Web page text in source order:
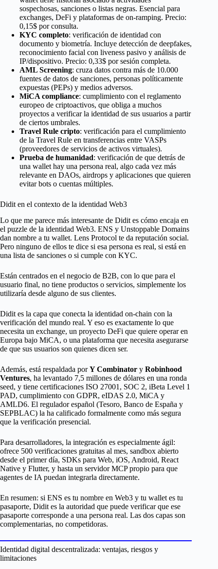
sospechosas, sanciones o listas negras. Esencial para
exchanges, DeFi y plataformas de on-ramping. Precio:
0,15$ por consulta.
KYC completo: verificación de identidad con
documento y biometría. Incluye detección de deepfakes,
reconocimiento facial con liveness pasivo y análisis de
IP/dispositivo. Precio: 0,33$ por sesión completa.
AML Screening: cruza datos contra más de 10.000
fuentes de datos de sanciones, personas políticamente
expuestas (PEPs) y medios adversos.
MiCA compliance: cumplimiento con el reglamento
europeo de criptoactivos, que obliga a muchos
proyectos a verificar la identidad de sus usuarios a partir
de ciertos umbrales.
Travel Rule cripto: verificación para el cumplimiento
de la Travel Rule en transferencias entre VASPs
(proveedores de servicios de activos virtuales).
Prueba de humanidad: verificación de que detrás de
una wallet hay una persona real, algo cada vez más
relevante en DAOs, airdrops y aplicaciones que quieren
evitar bots o cuentas múltiples.
Didit en el contexto de la identidad Web3
Lo que me parece más interesante de Didit es cómo encaja en
el puzzle de la identidad Web3. ENS y Unstoppable Domains
dan nombre a tu wallet. Lens Protocol te da reputación social.
Pero ninguno de ellos te dice si esa persona es real, si está en
una lista de sanciones o si cumple con KYC.
Están centrados en el negocio de B2B, con lo que para el
usuario final, no tiene productos o servicios, simplemente los
utilizaría desde alguno de sus clientes.
Didit es la capa que conecta la identidad on-chain con la
verificación del mundo real. Y eso es exactamente lo que
necesita un exchange, un proyecto DeFi que quiere operar en
Europa bajo MiCA, o una plataforma que necesita asegurarse
de que sus usuarios son quienes dicen ser.
Además, está respaldada porY Combinator y Robinhood
Ventures, ha levantado 7,5 millones de dólares en una ronda
seed, y tiene certificaciones ISO 27001, SOC 2, iBeta Level 1
PAD, cumplimiento con GDPR, eIDAS 2.0, MiCA y
AMLD6. El regulador español (Tesoro, Banco de España y
SEPBLAC) la ha calificado formalmente como más segura
que la verificación presencial.
Para desarrolladores, la integración es especialmente ágil:
ofrece 500 verificaciones gratuitas al mes, sandbox abierto
desde el primer día, SDKs para Web, iOS, Android, React
Native y Flutter, y hasta un servidor MCP propio para que
agentes de IA puedan integrarla directamente.
En resumen: si ENS es tu nombre en Web3 y tu wallet es tu
pasaporte, Didit es la autoridad que puede verificar que ese
pasaporte corresponde a una persona real. Las dos capas son
complementarias, no competidoras.
Identidad digital descentralizada: ventajas, riesgos y
limitaciones